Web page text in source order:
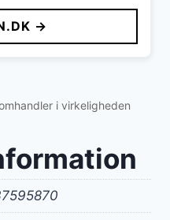
kr..
→
i virkeligheden